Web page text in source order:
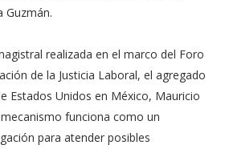
Guzmán.
realizada en el marco del Foro
de la Justicia Laboral, el agregado
Estados Unidos en México, Mauricio
funciona como un
para atender posibles